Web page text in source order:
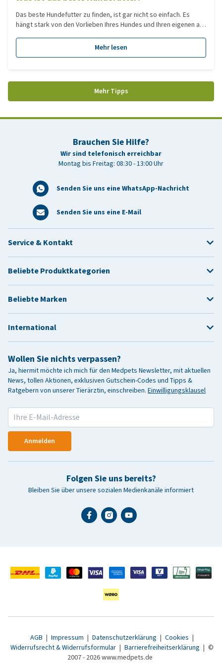
Das beste Hundefutter zu finden, ist gar nicht so einfach. Es
hängt stark von den Vorlieben Ihres Hundes und Ihren eigenen ab.
Überblick. Welches Hundefutter ist auf Platz 1? Wir haben für Sie
eine Übersicht der beliebtesten Sorten nach Kategorien
Mehr lesen
Mehr Tipps
Brauchen Sie Hilfe?
Wir sind telefonisch erreichbar
Montag bis Freitag: 08:30 - 13:00 Uhr
Senden Sie uns eine WhatsApp-Nachricht
Senden Sie uns eine E-Mail
Wollen Sie nichts verpassen?
Ja, hiermit möchte ich mich für den Medpets Newsletter, mit aktuellen
News, tollen Aktionen, exklusiven Gutschein-Codes und Tipps &
Ratgebern von unserer Tierärztin, einschreiben. Einwilligungsklausel
Anmelden
Folgen Sie uns bereits?
Bleiben Sie über unsere sozialen Medienkanäle informiert
Service & Kontakt
Beliebte Produktkategorien
Beliebte Marken
International
AGB | Impressum | Datenschutzerklärung | Cookies |
Widerrufsrecht & Widerrufsformular | Barrierefreiheitserklärung | ©
2007 - 2026 www.medpets.de